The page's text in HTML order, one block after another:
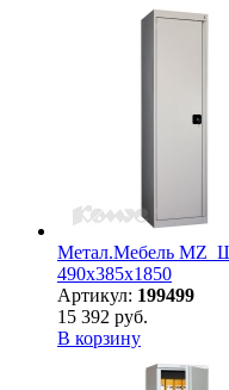
Метал.Мебель
490х385х1850
Артикул: 199499
15 392 руб.
В корзину